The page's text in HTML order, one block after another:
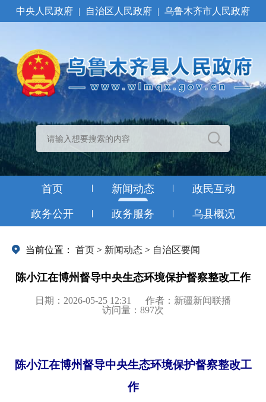
中央人民政府 | 自治区人民政府 | 乌鲁木齐市人民政府
首页 新闻动态 政民互动
政务公开 政务服务 乌县概况
当前位置： 首页 > 新闻动态 > 自治区要闻
陈小江在博州督导中央生态环境保护督察整改工作
日期：2026-05-25 12:31
作者：新疆新闻联播
访问量： 897次
陈小江在博州督导中央生态环境保护督察整改工
作